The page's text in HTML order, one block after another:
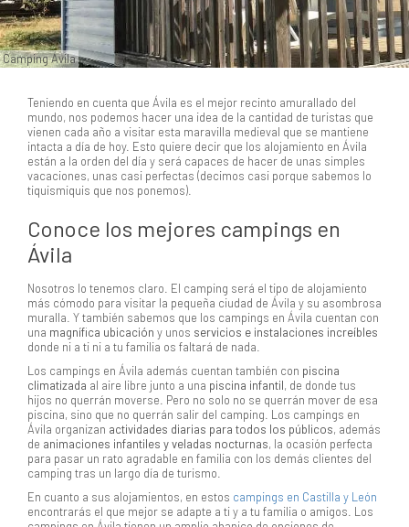
Camping Ávila
Teniendo en cuenta que Ávila es el mejor recinto amurallado del
mundo, nos podemos hacer una idea de la cantidad de turistas que
vienen cada año a visitar esta maravilla medieval que se mantiene
intacta a día de hoy. Esto quiere decir que los alojamiento en Ávila
están a la orden del día y será capaces de hacer de unas simples
vacaciones, unas casi perfectas (decimos casi porque sabemos lo
tiquismiquis que nos ponemos).
Conoce los mejores campings en
Ávila
Nosotros lo tenemos claro. El camping será el tipo de alojamiento
más cómodo para visitar la pequeña ciudad de Ávila y su asombrosa
muralla. Y también sabemos que los campings en Ávila cuentan con
una magnífica ubicación y unos servicios e instalaciones increíbles
donde ni a ti ni a tu familia os faltará de nada.
Los campings en Ávila además cuentan también con piscina
climatizada al aire libre junto a una piscina infantil, de donde tus
hijos no querrán moverse. Pero no solo no se querrán mover de esa
piscina, sino que no querrán salir del camping. Los campings en
Ávila organizan actividades diarias para todos los públicos, además
de animaciones infantiles y veladas nocturnas, la ocasión perfecta
para pasar un rato agradable en familia con los demás clientes del
camping tras un largo día de turismo.
En cuanto a sus alojamientos, en estos campings en Castilla y León
encontrarás el que mejor se adapte a ti y a tu familia o amigos. Los